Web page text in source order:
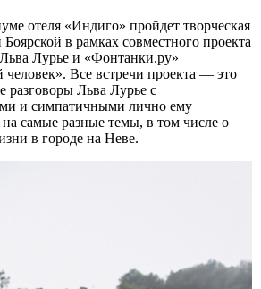
отеля «Индиго» пройдет творческая
Боярской в рамках совместного проекта
Лурье и «Фонтанки.ру»
человек». Все встречи проекта — это
разговоры Льва Лурье с
и симпатичными лично ему
самые разные темы, в том числе о
в городе на Неве.